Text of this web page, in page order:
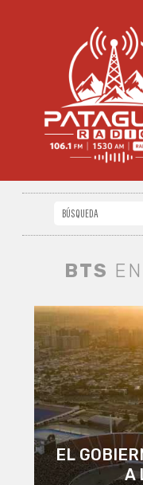
BTS
EL
A